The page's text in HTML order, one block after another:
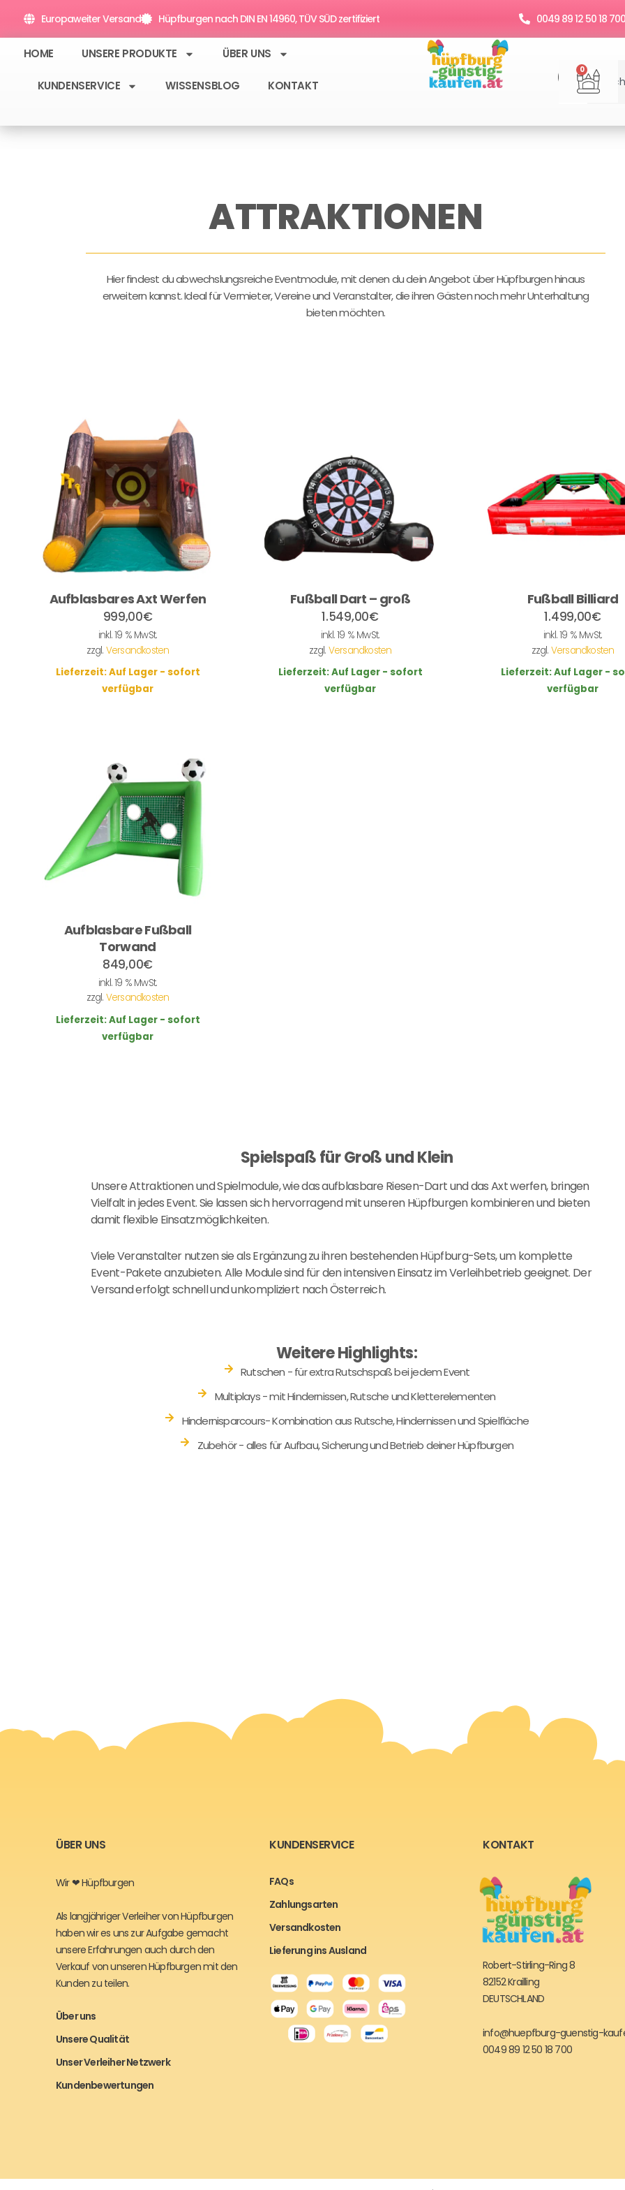
Inhalt
springen
Europaweiter Versand Hüpfburgen nach DIN EN 14960, TÜV SÜD zertifiziert 0049 89 12 50 18
HOME UNSERE PRODUKTE ÜBER UNS
KUNDENSERVICE WISSENSBLOG KONTAKT
0
Suche
ATTRAKTIONEN
Hier findest du abwechslungsreiche Eventmodule, mit denen du dein Angebot über Hüpfburgen hinaus
erweitern kannst. Ideal für Vermieter, Vereine und Veranstalter, die ihren Gästen noch mehr Unterhaltung
bieten möchten.
Aufblasbares Axt Werfen
999,00€
inkl. 19 % MwSt.
zzgl. Versandkosten
Lieferzeit:Auf Lager - sofort
verfügbar
Fußball Dart – groß
1.549,00€
inkl. 19 % MwSt.
zzgl. Versandkosten
Lieferzeit:Auf Lager - sofort
verfügbar
Fußball Billiard
1.499,00€
inkl. 19 % MwSt.
zzgl. Versandkosten
Lieferzeit:Auf Lager -
verfügbar
Aufblasbare Fußball
Torwand
849,00€
inkl. 19 % MwSt.
zzgl. Versandkosten
Lieferzeit:Auf Lager - sofort
verfügbar
Spielspaß für Groß und Klein
Unsere Attraktionen und Spielmodule, wie das aufblasbare Riesen-Dart und das Axt werfen, bringen
Vielfalt in jedes Event. Sie lassen sich hervorragend mit unseren Hüpfburgen kombinieren und bieten
damit flexible Einsatzmöglichkeiten.
Viele Veranstalter nutzen sie als Ergänzung zu ihren bestehenden Hüpfburg-Sets, um komplette
Event-Pakete anzubieten. Alle Module sind für den intensiven Einsatz im Verleihbetrieb geeignet. Der
Versand erfolgt schnell und unkompliziert nach Österreich.
Weitere Highlights:
Rutschen - für extra Rutschspaß bei jedem Event
Multiplays - mit Hindernissen, Rutsche und Kletterelementen
Hindernisparcours- Kombination aus Rutsche, Hindernissen und Spielfläche
Zubehör - alles für Aufbau, Sicherung und Betrieb deiner Hüpfburgen
ÜBER UNS
Wir ❤ Hüpfburgen
Als langjähriger Verleiher von Hüpfburgen
haben wir es uns zur Aufgabe gemacht
unsere Erfahrungen auch durch den
Verkauf von unseren Hüpfburgen mit den
Kunden zu teilen.
Über uns
Unsere Qualität
Unser Verleiher Netzwerk
Kundenbewertungen
KUNDENSERVICE
FAQs
Zahlungsarten
Versandkosten
Lieferung ins Ausland
KONTAKT
Robert-Stirling-Ring 8
82152 Krailling
DEUTSCHLAND
info@huepfburg-guenstig-
0049 89 12 50 18 700